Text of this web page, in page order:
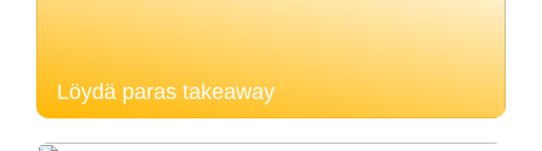
Löydä paras takeaway